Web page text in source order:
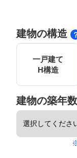
建物の構造
一戸建て
H構造
建物の築年数